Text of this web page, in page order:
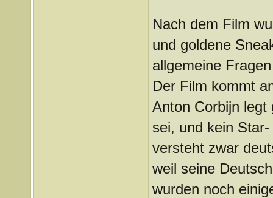
Nach dem Film
und goldene
allgemeine
Der Film kommt
Anton Corbijn
sei, und kein
versteht zwar
weil seine
wurden noch